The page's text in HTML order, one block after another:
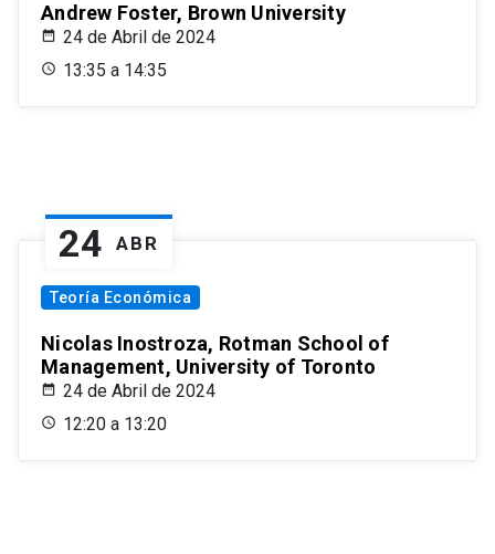
Andrew Foster, Brown University
24 de Abril de 2024
13:35 a 14:35
24 ABR
Teoría Económica
Nicolas Inostroza, Rotman School of
Management, University of Toronto
24 de Abril de 2024
12:20 a 13:20